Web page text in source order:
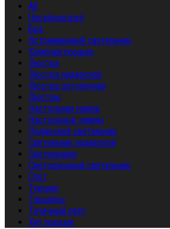
All
Uncategorized
Бра
Встраиваемый светильник
Комплектующие
Люстра
Люстра подвесная
Люстра потолочная
Люстры
Настольная лампа
Настольные лампы
Подвесной светильник
Светильник подвесной
Светильники
Светодиодный светильник
Спот
Торшер
Торшеры
Точечный свет
Хит продаж